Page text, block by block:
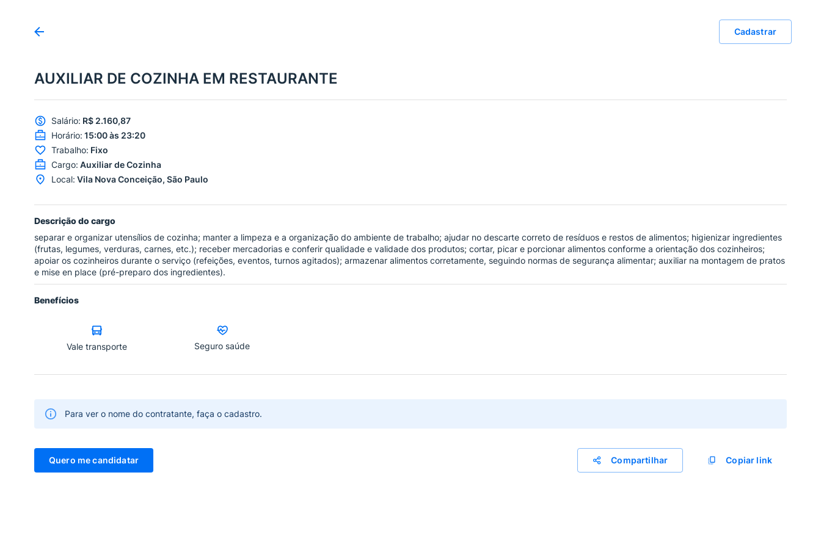
Cadastrar
AUXILIAR DE COZINHA EM RESTAURANTE
Salário: R$ 2.160,87
Horário: 15:00 às 23:20
Trabalho: Fixo
Cargo: Auxiliar de Cozinha
Local: Vila Nova Conceição, São Paulo
Descrição do cargo
separar e organizar utensílios de cozinha; manter a limpeza e a organização do ambiente de trabalho; ajudar no descarte correto de resíduos e restos de alimentos; higienizar ingredientes
(frutas, legumes, verduras, carnes, etc.); receber mercadorias e conferir qualidade e validade dos produtos; cortar, picar e porcionar alimentos conforme a orientação dos cozinheiros;
apoiar os cozinheiros durante o serviço (refeições, eventos, turnos agitados); armazenar alimentos corretamente, seguindo normas de segurança alimentar; auxiliar na montagem de pratos
e mise en place (pré-preparo dos ingredientes).
Benefícios
Vale transporte Seguro saúde
Para ver o nome do contratante, faça o cadastro.
Quero me candidatar Compartilhar Copiar link